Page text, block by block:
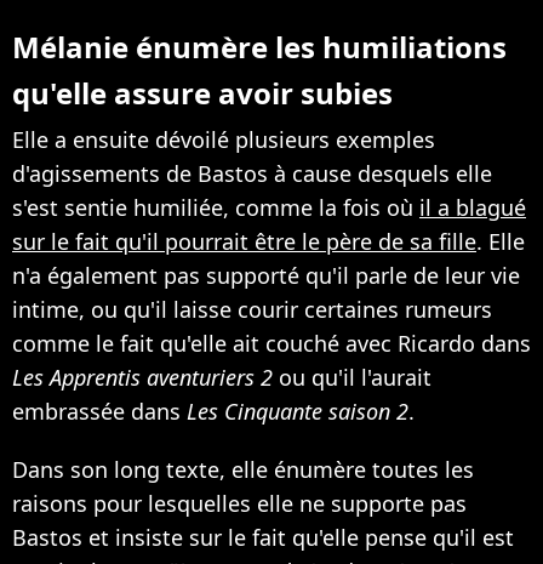
Mélanie énumère les humiliations
qu'elle assure avoir subies
Elle a ensuite dévoilé plusieurs exemples
d'agissements de Bastos à cause desquels elle
s'est sentie humiliée, comme la fois où il a blagué
sur le fait qu'il pourrait être le père de sa fille. Elle
n'a également pas supporté qu'il parle de leur vie
intime, ou qu'il laisse courir certaines rumeurs
comme le fait qu'elle ait couché avec Ricardo dans
Les Apprentis aventuriers 2 ou qu'il l'aurait
embrassée dans Les Cinquante saison 2.
Dans son long texte, elle énumère toutes les
raisons pour lesquelles elle ne supporte pas
Bastos et insiste sur le fait qu'elle pense qu'il est